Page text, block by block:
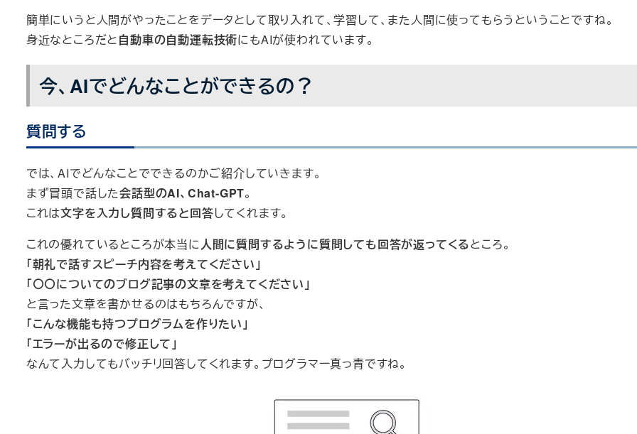
簡単にいうと人間がやったことをデータとして取り入れて、学習して、また人間に使ってもらうということですね。
身近なところだと自動車の自動運転技術にもAIが使われています。
今、AIでどんなことができるの？
質問する
では、AIでどんなことでできるのかご紹介していきます。
まず冒頭で話した会話型のAI、Chat-GPT。
これは文字を入力し質問すると回答してくれます。
これの優れているところが本当に人間に質問するように質問しても回答が返ってくるところ。
「朝礼で話すスピーチ内容を考えてください」
「〇〇についてのブログ記事の文章を考えてください」
と言った文章を書かせるのはもちろんですが、
「こんな機能も持つプログラムを作りたい」
「エラーが出るので修正して」
なんて入力してもバッチリ回答してくれます。プログラマー真っ青ですね。